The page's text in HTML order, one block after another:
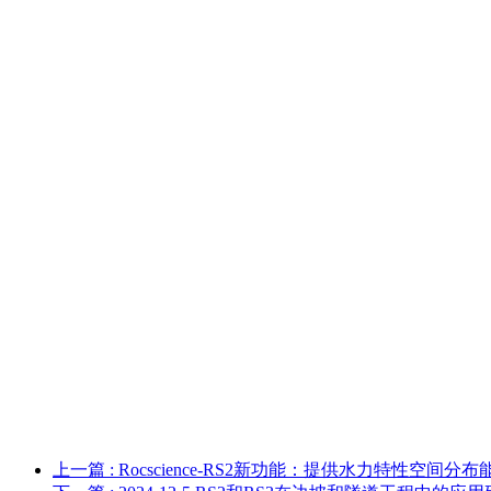
上一篇 : Rocscience-RS2新功能：提供水力特性空间分布